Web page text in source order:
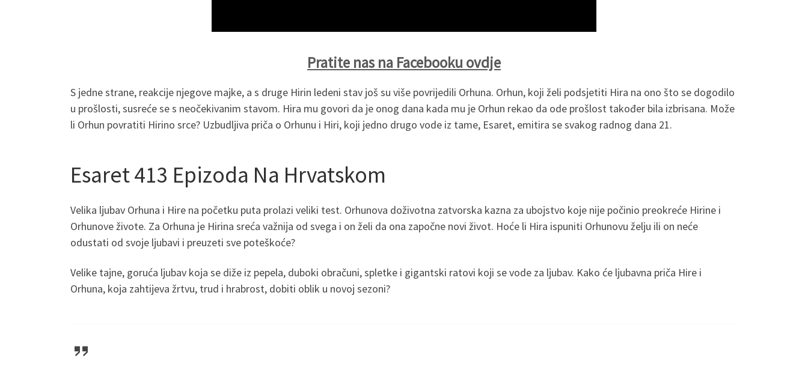
Pratite nas na Facebooku ovdje
S jedne strane, reakcije njegove majke, a s druge Hirin ledeni stav još su više povrijedili Orhuna. Orhun, koji želi podsjetiti Hira na ono što se dogodilo
u prošlosti, susreće se s neočekivanim stavom. Hira mu govori da je onog dana kada mu je Orhun rekao da ode prošlost također bila izbrisana. Može
li Orhun povratiti Hirino srce? Uzbudljiva priča o Orhunu i Hiri, koji jedno drugo vode iz tame, Esaret, emitira se svakog radnog dana 21.
Esaret 413 Epizoda Na Hrvatskom
Velika ljubav Orhuna i Hire na početku puta prolazi veliki test. Orhunova doživotna zatvorska kazna za ubojstvo koje nije počinio preokreće Hirine i
Orhunove živote. Za Orhuna je Hirina sreća važnija od svega i on želi da ona započne novi život. Hoće li Hira ispuniti Orhunovu želju ili on neće
odustati od svoje ljubavi i preuzeti sve poteškoće?
Velike tajne, goruća ljubav koja se diže iz pepela, duboki obračuni, spletke i gigantski ratovi koji se vode za ljubav. Kako će ljubavna priča Hire i
Orhuna, koja zahtijeva žrtvu, trud i hrabrost, dobiti oblik u novoj sezoni?